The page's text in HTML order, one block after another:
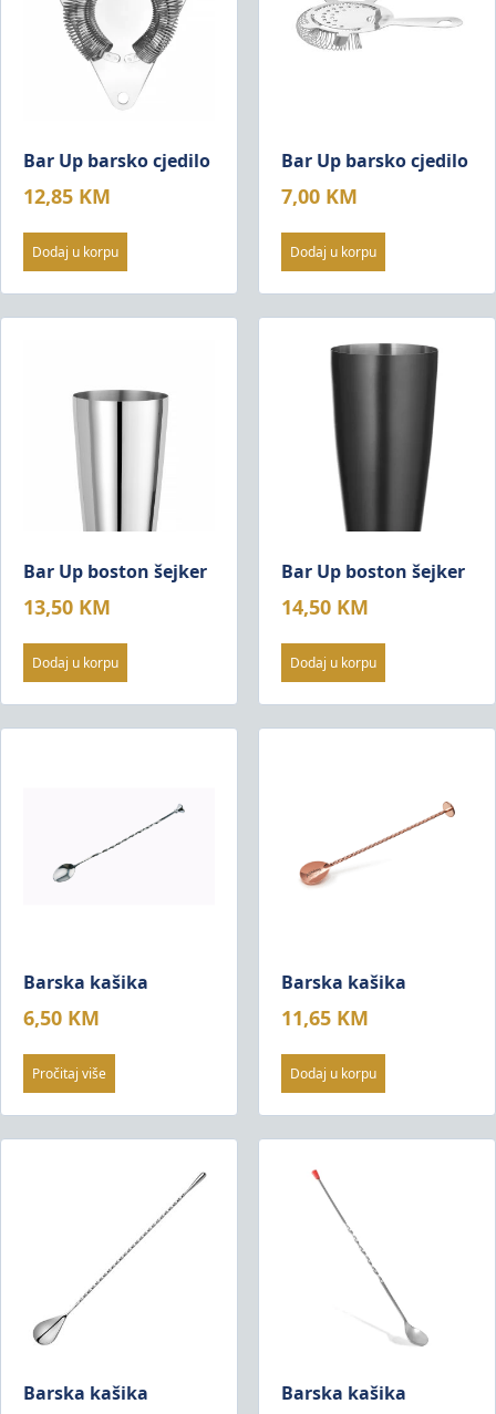
Bar Up barsko cjedilo
12,85 KM
Dodaj u korpu
Bar Up barsko cjedilo
7,00 KM
Dodaj u korpu
Bar Up boston šejker
13,50 KM
Dodaj u korpu
Bar Up boston šejker
14,50 KM
Dodaj u korpu
Barska kašika
6,50 KM
Pročitaj više
Barska kašika
11,65 KM
Dodaj u korpu
Barska kašika Barska kašika